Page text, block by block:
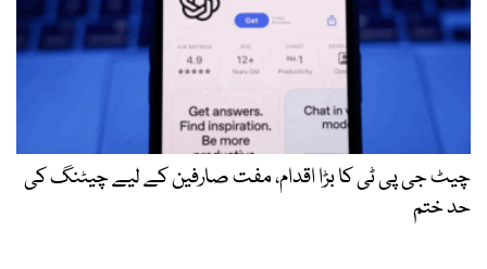
چیٹ جی پی ٹی کا بڑا اقدام، مفت صارفین کے لیے چیٹنگ کی
حد ختم